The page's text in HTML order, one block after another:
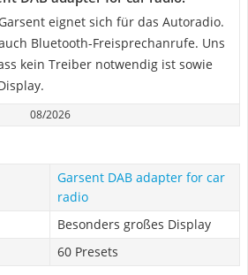
eignet sich für das Autoradio.
Bluetooth-Freisprechanrufe. Uns
kein Treiber notwendig ist sowie
08/2026
Garsent DAB adapter for car
radio
Besonders großes Display
60 Presets